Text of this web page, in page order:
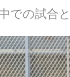
での試合